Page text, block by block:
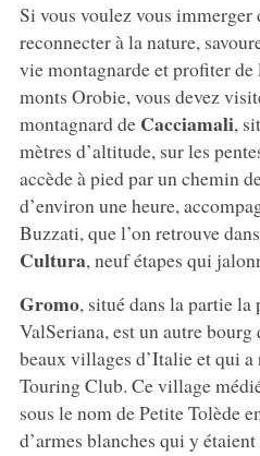
Si vous voulez vous immerger
reconnecter à la nature,
vie montagnarde et profiter de
monts Orobie, vous devez
montagnard deCacciamali,
mètres d’altitude, sur les
accède à pied par un chemin
d’environ une heure,
Buzzati, que l’on retrouve
Cultura, neuf étapes qui
Gromo, situé dans la partie
ValSeriana, est un autre
beaux villages d’Italie et qui
Touring Club. Ce village
sous le nom de Petite Tolède
d’armes blanches qui y